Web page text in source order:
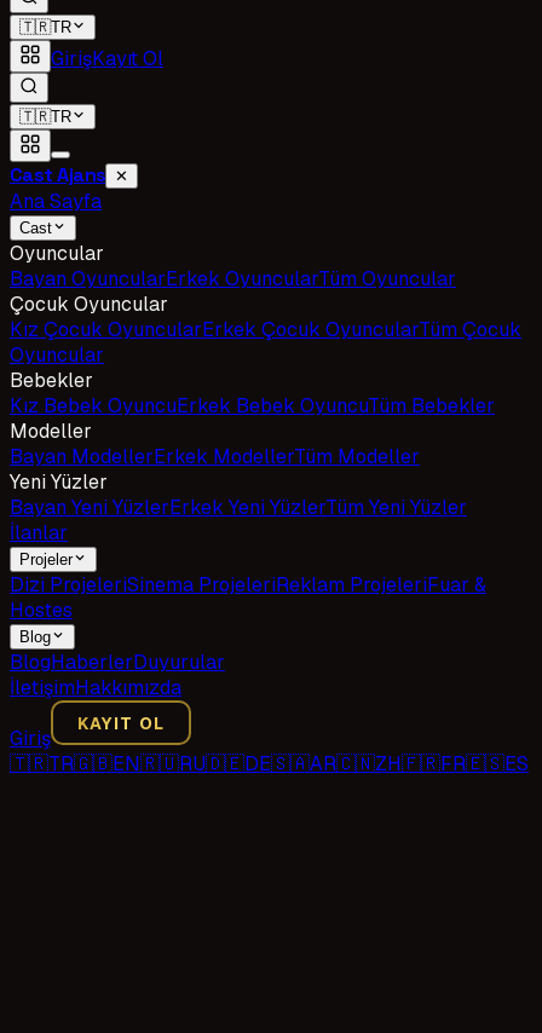
🇹🇷TR
GirişKayıt Ol
🇹🇷TR
Cast Ajans ✕
Ana Sayfa
Cast
Oyuncular
Bayan OyuncularErkek OyuncularTüm Oyuncular
Çocuk Oyuncular
Kız Çocuk OyuncularErkek Çocuk OyuncularTüm Çocuk
Oyuncular
Bebekler
Kız Bebek OyuncuErkek Bebek OyuncuTüm Bebekler
Modeller
Bayan ModellerErkek ModellerTüm Modeller
Yeni Yüzler
Bayan Yeni YüzlerErkek Yeni YüzlerTüm Yeni Yüzler
İlanlar
Projeler
Dizi ProjeleriSinema ProjeleriReklam ProjeleriFuar &
Hostes
Blog
BlogHaberlerDuyurular
İletişimHakkımızda
Giriş
KAYIT OL
🇹🇷TR🇬🇧EN🇷🇺RU🇩🇪DE🇸🇦AR🇨🇳ZH🇫🇷FR🇪🇸ES